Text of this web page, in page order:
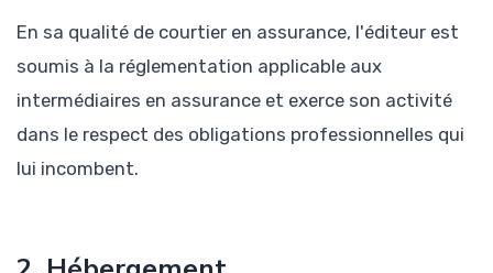
En sa qualité de courtier en assurance, l'éditeur est
soumis à la réglementation applicable aux
intermédiaires en assurance et exerce son activité
dans le respect des obligations professionnelles qui
lui incombent.